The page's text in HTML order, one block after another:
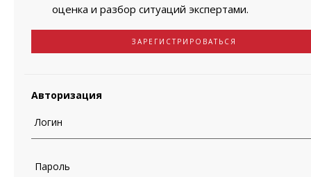
оценка и разбор ситуаций экспертами.
ЗАРЕГИСТРИРОВАТЬСЯ
Авторизация
Логин
Пароль